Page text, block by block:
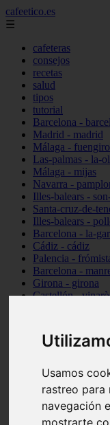
Usamos
rastreo para
navegación
cafeetico.es
☰
cafeteras
consejos
recetas
salud
tipos
tutorial
Barcelona -
Madrid - madrid
Málaga -
Las-palmas - la-
Málaga - mijas
Navarra -
Illes-balears -
Santa-cruz-de-
Illes-balears -
Barcelona - la-
Cádiz - cádiz
Palencia -
Barcelona -
Girona - girona
Castellón -
Málaga - nerja
Girona - blanes
Málaga - marbella
Asturias - gijón
Girona - figueres
Alicante - santa-